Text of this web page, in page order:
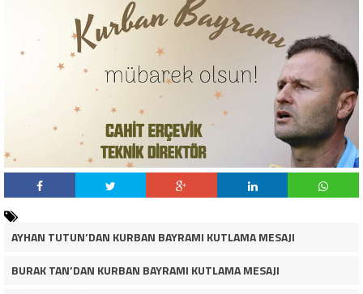
AYHAN TUTUN’DAN KURBAN BAYRAMI KUTLAMA MESAJI
BURAK TAN’DAN KURBAN BAYRAMI KUTLAMA MESAJI